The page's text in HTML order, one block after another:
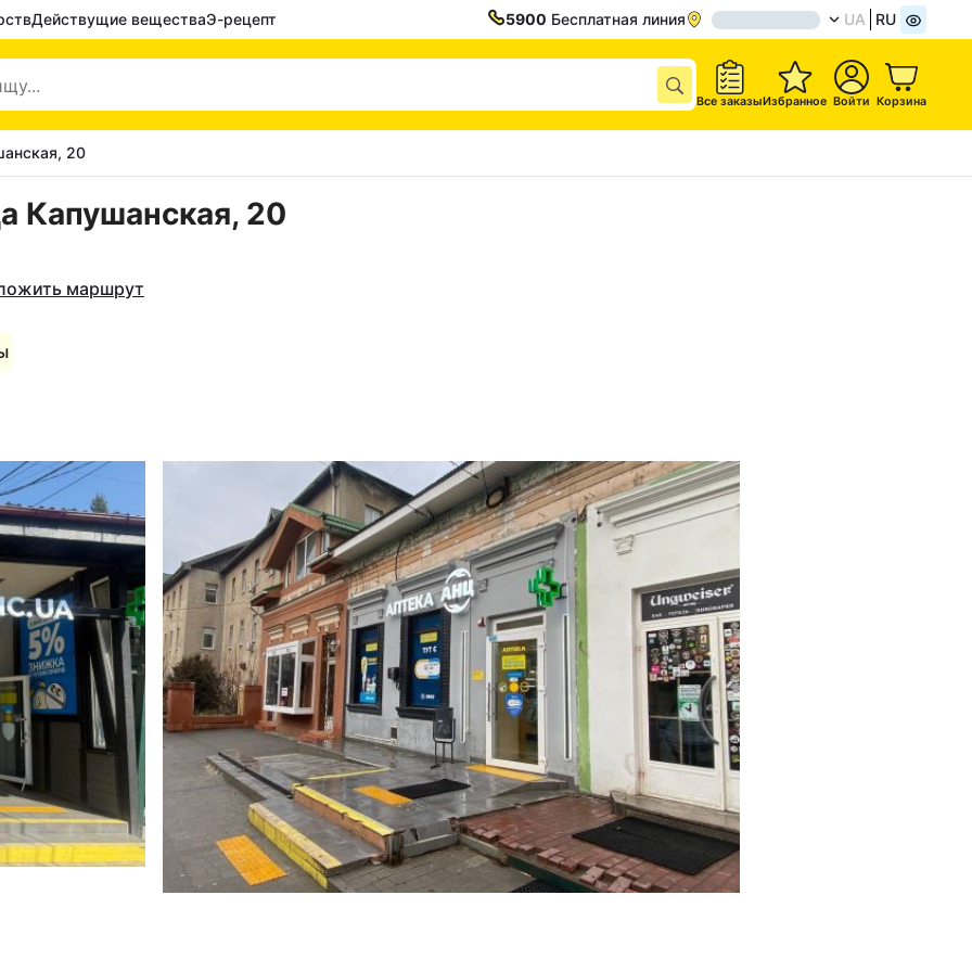
Действущие веществаЭ-рецепт 5900 Бесплатная линия UA RU
Все заказыИзбранное Войти Корзина
20
Капушанская, 20
маршрут